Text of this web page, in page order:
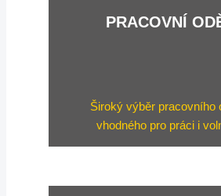
PRACOVNÍ
Široký výběr pracovního
vhodného pro práci i